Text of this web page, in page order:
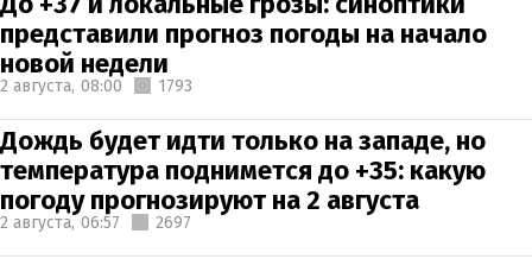
представили прогноз погоды на начало
новой недели
2 августа, 08:00 1793
Дождь будет идти только на западе, но
температура поднимется до +35: какую
погоду прогнозируют на 2 августа
2 августа, 06:57 2697